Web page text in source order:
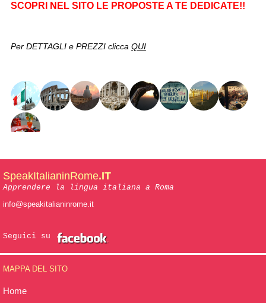
SCOPRI NEL SITO LE PROPOSTE A TE DEDICATE!!
Per DETTAGLI e PREZZI clicca QUI
SpeakItalianinRome.IT
Apprendere la lingua italiana a Roma
info@speakitalianinrome.it
Seguici su
MAPPA DEL SITO
Home